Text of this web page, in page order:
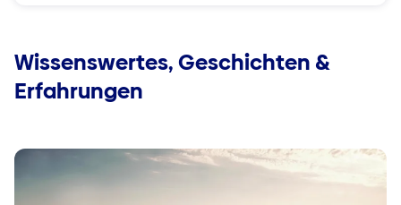
Wissenswertes, Geschichten &
Erfahrungen